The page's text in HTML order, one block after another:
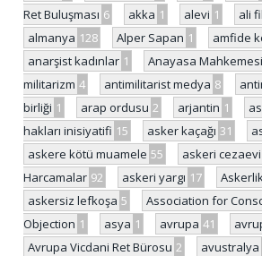
Ret Buluşması 6 akka 1 alevi 1 ali
almanya 128 Alper Sapan 1 amfide
anarşist kadınlar 1 Anayasa Mahkemesi
militarizm 4 antimilitarist medya 8
birliği 1 arap ordusu 2 arjantin 1
hakları inisiyatifi 15 asker kaçağı 31
askere kötü muamele 55 askeri cezaevi
Harcamalar 92 askeri yargı 17
askersiz lefkoşa 5
Association for
Objection 1 asya 1 avrupa 41
Avrupa Vicdani Ret Bürosu 2 avustralya